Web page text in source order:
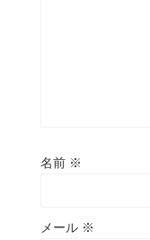
名前 ※
メール ※